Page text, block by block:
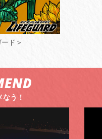
ド＞
う！